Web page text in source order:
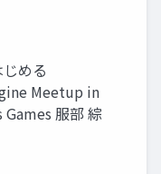
める
Meetup in
服部 綜